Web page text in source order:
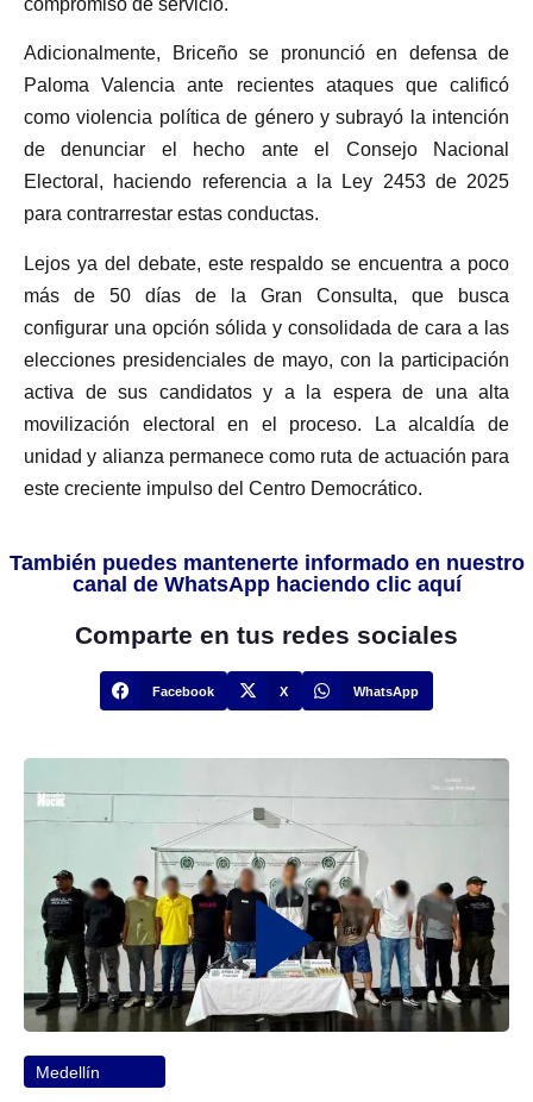
Adicionalmente, Briceño se pronunció en defensa de
Paloma Valencia ante recientes ataques que calificó
como violencia política de género y subrayó la intención
de denunciar el hecho ante el Consejo Nacional
Electoral, haciendo referencia a la Ley 2453 de 2025
para contrarrestar estas conductas.
Lejos ya del debate, este respaldo se encuentra a poco
más de 50 días de la Gran Consulta, que busca
configurar una opción sólida y consolidada de cara a las
elecciones presidenciales de mayo, con la participación
activa de sus candidatos y a la espera de una alta
movilización electoral en el proceso. La alcaldía de
unidad y alianza permanece como ruta de actuación para
este creciente impulso del Centro Democrático.
También puedes mantenerte informado en nuestro
canal de WhatsApp haciendo clic aquí
Comparte en tus redes sociales
Facebook X WhatsApp
Medellín